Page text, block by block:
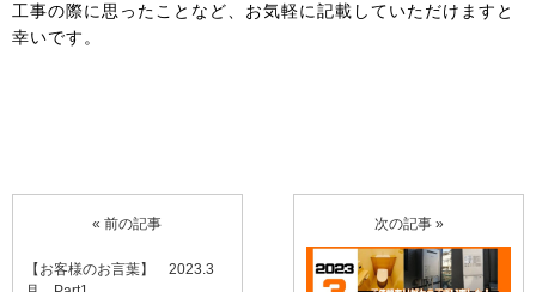
工事の際に思ったことなど、お気軽に記載していただけますと
幸いです。
« 前の記事
【お客様のお言葉】 2023.3
次の記事 »